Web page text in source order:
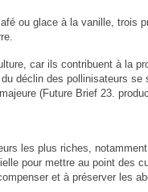
ou glace à la vanille,
car ils contribuent à la
déclin des pollinisateurs
(Future Brief 23.
les plus riches,
pour mettre au point des
et à préserver les